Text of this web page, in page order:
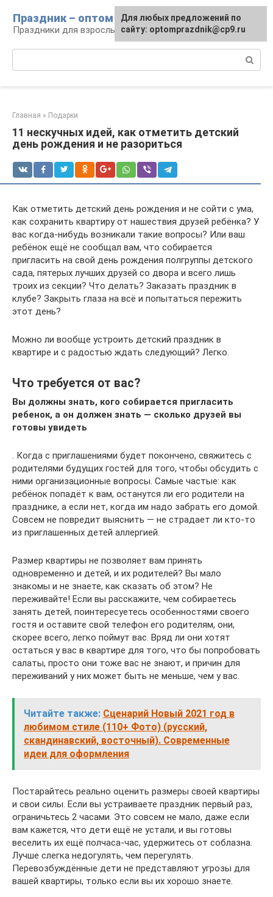
контенту
Праздник – оптом
Праздники для взрослых и детей
Главная » Подарки
11 нескучных идей, как отметить детский
день рождения и не разориться
Как отметить детский день рождения и не сойти с ума,
как сохранить квартиру от нашествия друзей ребёнка? У
вас когда-нибудь возникали такие вопросы? Или ваш
ребёнок ещё не сообщал вам, что собирается
пригласить на свой день рождения полгруппы детского
сада, пятерых лучших друзей со двора и всего лишь
троих из секции? Что делать? Заказать праздник в
клубе? Закрыть глаза на всё и попытаться пережить
этот день?
Можно ли вообще устроить детский праздник в
квартире и с радостью ждать следующий? Легко.
Что требуется от вас?
Вы должны знать, кого собирается пригласить
ребенок, а он должен знать — сколько друзей вы
готовы увидеть
. Когда с приглашениями будет покончено, свяжитесь с
родителями будущих гостей для того, чтобы обсудить с
ними организационные вопросы. Самые частые: как
ребёнок попадёт к вам, останутся ли его родители на
празднике, а если нет, когда им надо забрать его домой.
Совсем не повредит выяснить — не страдает ли кто-то
из приглашенных детей аллергией.
Размер квартиры не позволяет вам принять
одновременно и детей, и их родителей? Вы мало
знакомы и не знаете, как сказать об этом? Не
переживайте! Если вы расскажите, чем собираетесь
занять детей, поинтересуетесь особенностями своего
гостя и оставите свой телефон его родителям, они,
скорее всего, легко поймут вас. Вряд ли они хотят
остаться у вас в квартире для того, что бы попробовать
салаты, просто они тоже вас не знают, и причин для
переживаний у них может быть не меньше, чем у вас.
Читайте также: Сценарий Новый 2021 год в
любимом стиле (110+ Фото) (русский,
скандинавский, восточный). Современные
идеи для оформления
Постарайтесь реально оценить размеры своей квартиры
и свои силы. Если вы устраиваете праздник первый раз,
ограничьтесь 2 часами. Это совсем не мало, даже если
вам кажется, что дети ещё не устали, и вы готовы
веселить их ещё полчаса-час, удержитесь от соблазна.
Лучше слегка недогулять, чем перегулять.
Перевозбуждённые дети не представляют угрозы для
вашей квартиры, только если вы их хорошо знаете.
Для любых предложений по
сайту: optomprazdnik@cp9.ru